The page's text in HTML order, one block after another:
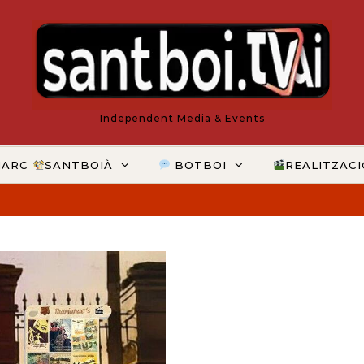
Independent Media & Events
SANTBOIÀ BOTBOI